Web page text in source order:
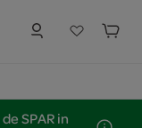
SPAR in